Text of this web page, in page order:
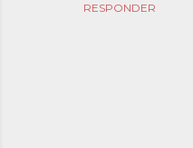
RESPONDER